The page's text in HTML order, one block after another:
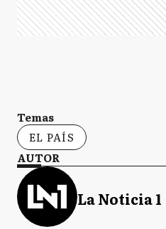
Temas
EL PAÍS
AUTOR
La Noticia 1